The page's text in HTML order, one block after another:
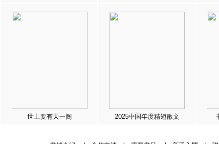
世上要有天一阁 2025中国年度精短散文